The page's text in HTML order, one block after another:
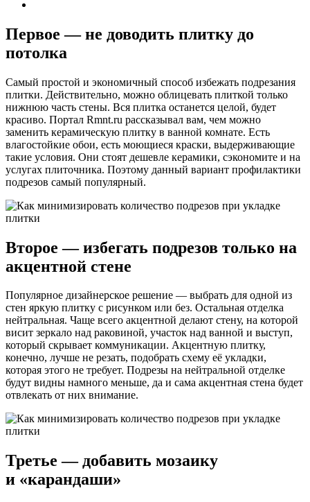
Первое — не доводить плитку до
потолка
Самый простой и экономичный способ избежать подрезания
плитки. Действительно, можно облицевать плиткой только
нижнюю часть стены. Вся плитка останется целой, будет
красиво. Портал Rmnt.ru рассказывал вам, чем можно
заменить керамическую плитку в ванной комнате. Есть
влагостойкие обои, есть моющиеся краски, выдерживающие
такие условия. Они стоят дешевле керамики, сэкономите и на
услугах плиточника. Поэтому данный вариант профилактики
подрезов самый популярный.
Второе — избегать подрезов только на
акцентной стене
Популярное дизайнерское решение — выбрать для одной из
стен яркую плитку с рисунком или без. Остальная отделка
нейтральная. Чаще всего акцентной делают стену, на которой
висит зеркало над раковиной, участок над ванной и выступ,
который скрывает коммуникации. Акцентную плитку,
конечно, лучше не резать, подобрать схему её укладки,
которая этого не требует. Подрезы на нейтральной отделке
будут видны намного меньше, да и сама акцентная стена будет
отвлекать от них внимание.
Третье — добавить мозаику
и «карандаши»